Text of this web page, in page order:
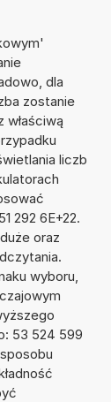
dla
zostanie
właściwą
liczb
292 6E+22.
oraz
wyboru,
53 524 599